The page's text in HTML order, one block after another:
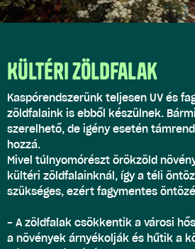
Kültéri zöldfalak
Kaspórendszerünk teljesen UV és
zöldfalaink is ebből készülnek.
szerelhető, de igény esetén
hozzá.
Mivel túlnyomórészt örökzöld
kültéri zöldfalainknál, így a téli
szükséges, ezért fagymentes
- A zöldfalak csökkentik a városi
a növények árnyékolják és hűtik a